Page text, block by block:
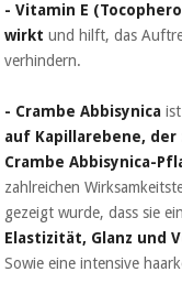
- Vitamin E
wirkt und hilft, das
verhindern.
- Crambe Abbisynica
auf Kapillarebene, der
Crambe Abbisynica-
zahlreichen
gezeigt wurde, dass sie
Elastizität, Glanz und
Sowie eine intensive